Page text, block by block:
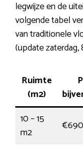
legwijze en de
volgende tabel
van traditionele
(update
Ruimte
(m2)
10 – 15
m2